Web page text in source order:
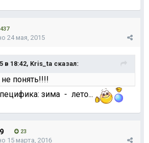
24 мая, 2015
в 18:42, Kris_ta сказал:
понять!!!!
зима - лето...
23
15 марта, 2016